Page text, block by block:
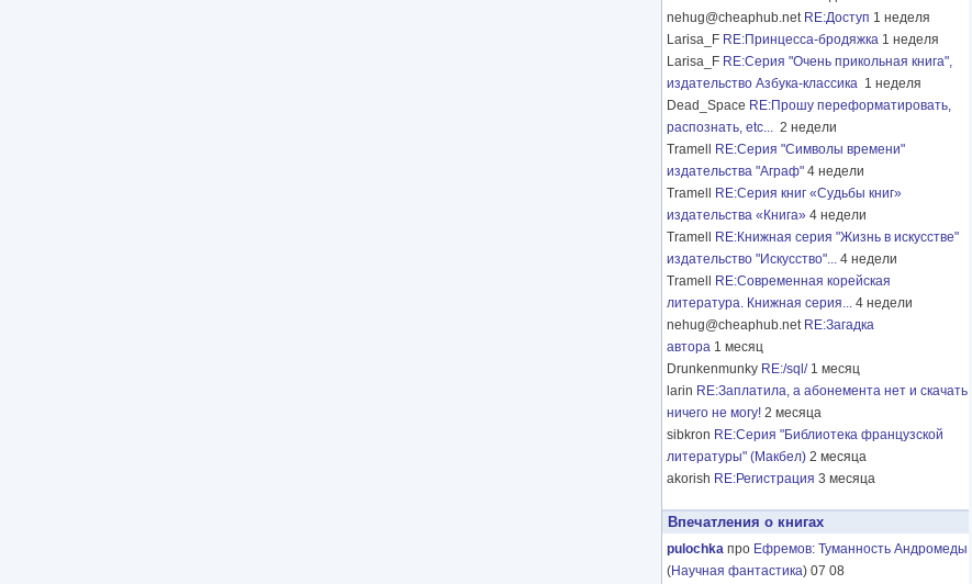
nehug@cheaphub.net RE:Доступ 1 неделя
Larisa_F RE:Принцесса-бродяжка 1 неделя
Larisa_F RE:Серия "Очень прикольная книга",
издательство Азбука-классика 1 неделя
Dead_Space RE:Прошу переформатировать,
распознать, etc... 2 недели
Tramell
RE:Серия "Символы времени"
издательства "Аграф" 4 недели
Tramell
RE:Серия книг «Судьбы книг»
издательства «Книга» 4 недели
Tramell
RE:Книжная серия "Жизнь в искусстве"
издательство "Искусство"... 4 недели
Tramell
RE:Современная корейская
литература. Книжная серия... 4 недели
nehug@cheaphub.net RE:Загадка
автора 1 месяц
Drunkenmunky RE:/sql/ 1 месяц
larin RE:Заплатила, а абонемента нет и скачать
ничего не могу! 2 месяца
sibkron RE:Серия "Библиотека французской
литературы" (Макбел) 2 месяца
akorish RE:Регистрация 3 месяца
Впечатления о книгах
pulochka про Ефремов: Туманность Андромеды
(Научная фантастика) 07 08